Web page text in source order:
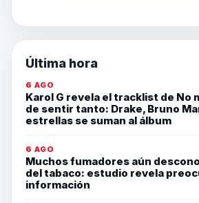
Última hora
6 AGO
Karol G revela el tracklist de No
de sentir tanto: Drake, Bruno
estrellas se suman al álbum
6 AGO
Muchos fumadores aún
del tabaco: estudio revela
información